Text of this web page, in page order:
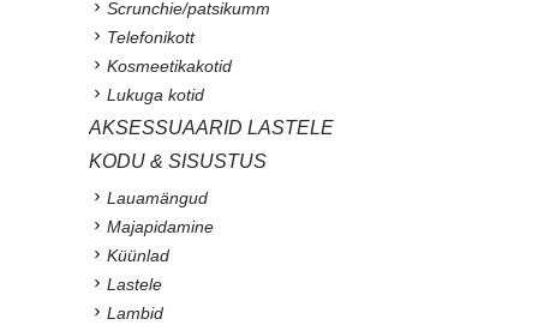
Scrunchie/patsikumm
Telefonikott
Kosmeetikakotid
Lukuga kotid
AKSESSUAARID LASTELE
KODU & SISUSTUS
Lauamängud
Majapidamine
Küünlad
Lastele
Lambid